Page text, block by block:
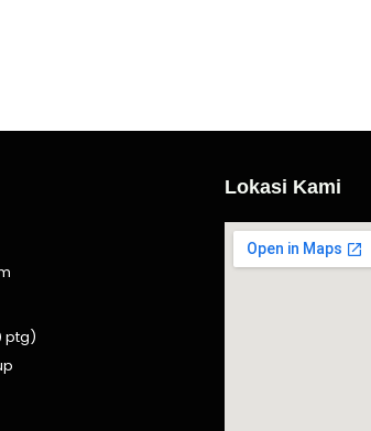
ptg)
Lokasi Kami